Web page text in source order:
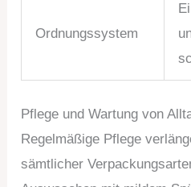
Ordnungssystem
Pflege und Wartung von
Regelmäßige Pflege
sämtlicher